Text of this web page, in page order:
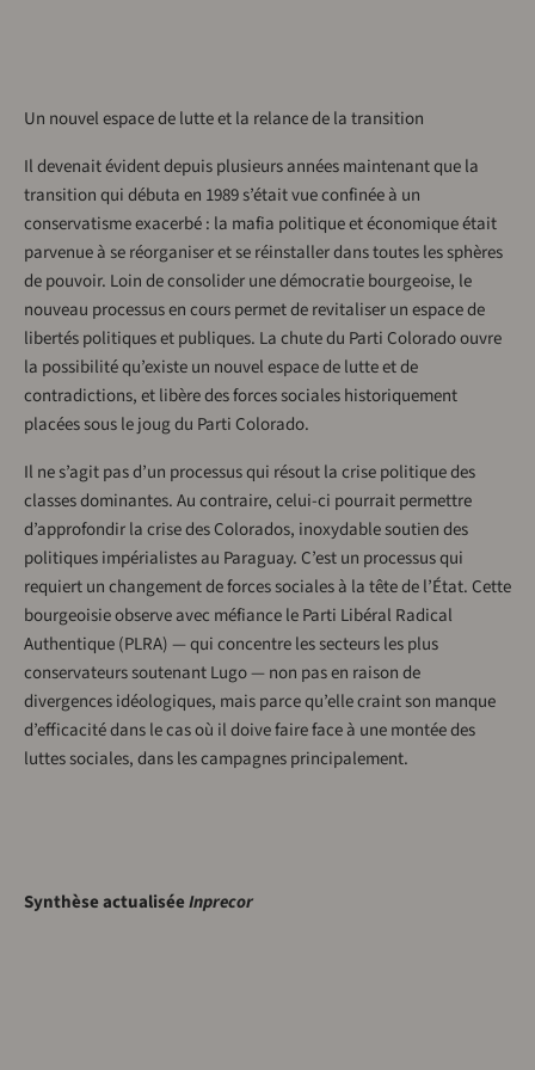
Un nouvel espace de lutte et la relance de la transition
Il devenait évident depuis plusieurs années maintenant que la
transition qui débuta en 1989 s’était vue confinée à un
conservatisme exacerbé : la mafia politique et économique était
parvenue à se réorganiser et se réinstaller dans toutes les sphères
de pouvoir. Loin de consolider une démocratie bourgeoise, le
nouveau processus en cours permet de revitaliser un espace de
libertés politiques et publiques. La chute du Parti Colorado ouvre
la possibilité qu’existe un nouvel espace de lutte et de
contradictions, et libère des forces sociales historiquement
placées sous le joug du Parti Colorado.
Il ne s’agit pas d’un processus qui résout la crise politique des
classes dominantes. Au contraire, celui-ci pourrait permettre
d’approfondir la crise des Colorados, inoxydable soutien des
politiques impérialistes au Paraguay. C’est un processus qui
requiert un changement de forces sociales à la tête de l’État. Cette
bourgeoisie observe avec méfiance le Parti Libéral Radical
Authentique (PLRA) — qui concentre les secteurs les plus
conservateurs soutenant Lugo — non pas en raison de
divergences idéologiques, mais parce qu’elle craint son manque
d’efficacité dans le cas où il doive faire face à une montée des
luttes sociales, dans les campagnes principalement.
Synthèse actualiséeInprecor